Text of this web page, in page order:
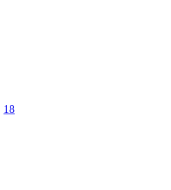
18